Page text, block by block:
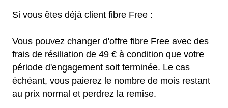
Si vous êtes déjà client fibre Free :
Vous pouvez changer d'offre fibre Free avec des
frais de résiliation de 49 € à condition que votre
période d'engagement soit terminée. Le cas
échéant, vous paierez le nombre de mois restant
au prix normal et perdrez la remise.